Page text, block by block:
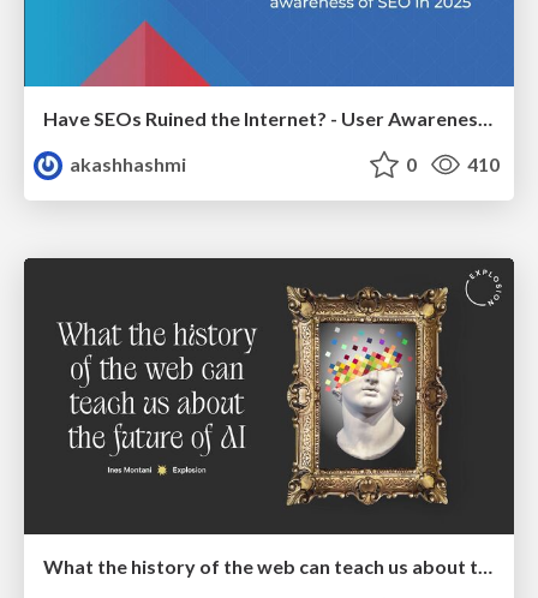
Have SEOs Ruined the Internet? - User Awareness of SEO in 2025
akashhashmi
0 410
What the history of the web can teach us about the future of AI